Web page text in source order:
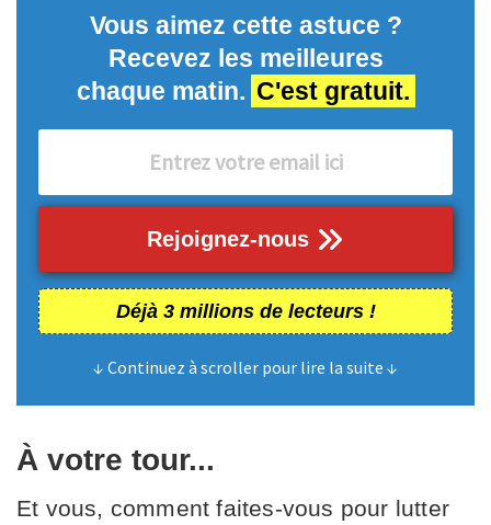
Vous aimez cette astuce ?
Recevez les meilleures
chaque matin. C'est gratuit.
Rejoignez-nous
Déjà 3 millions de lecteurs !
↓ Continuez à scroller pour lire la suite ↓
À votre tour...
Et vous, comment faites-vous pour lutter